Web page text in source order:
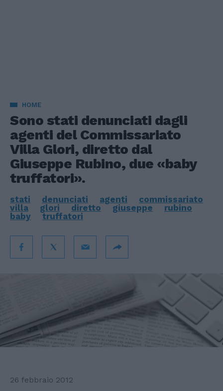
HOME
Sono stati denunciati dagli
agenti del Commissariato
Villa Glori, diretto dal
Giuseppe Rubino, due «baby
truffatori».
stati denunciati agenti
commissariato
villa
glori diretto giuseppe
rubino
baby
truffatori
26 febbraio 2012